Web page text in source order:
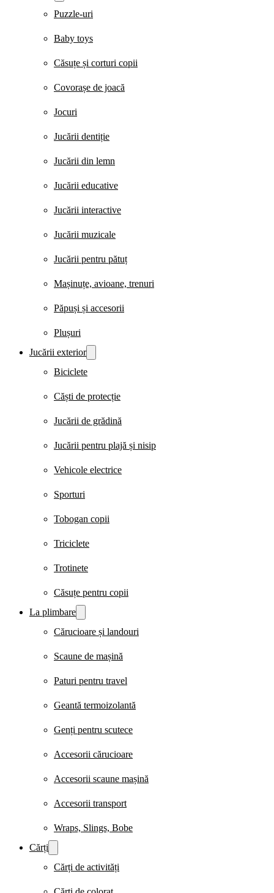
Puzzle-uri
Baby toys
Căsuțe și corturi copii
Covorașe de joacă
Jocuri
Jucării dentiție
Jucării din lemn
Jucării educative
Jucării interactive
Jucării muzicale
Jucării pentru pătuț
Mașinuțe, avioane, trenuri
Păpuși și accesorii
Plușuri
Jucării exterior
Biciclete
Căști de protecție
Jucării de grădină
Jucării pentru plajă și nisip
Vehicole electrice
Sporturi
Tobogan copii
Triciclete
Trotinete
Căsuțe pentru copii
La plimbare
Cărucioare și landouri
Scaune de mașină
Paturi pentru travel
Geantă termoizolantă
Genți pentru scutece
Accesorii cărucioare
Accesorii scaune mașină
Accesorii transport
Wraps, Slings, Bobe
Cărți
Cărți de activități